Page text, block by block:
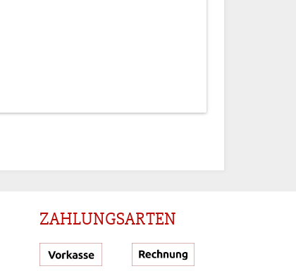
ZAHLUNGSARTEN